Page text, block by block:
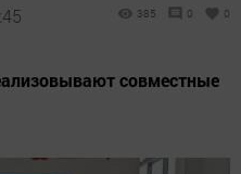
385 0 0
совместные